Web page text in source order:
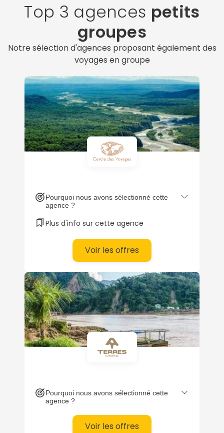
Top 3 agences petits
groupes
Notre sélection d'agences proposant également des
voyages en groupe
Pourquoi nous avons sélectionné cette
agence ?
Plus d'info sur cette agence
Voir les offres
Pourquoi nous avons sélectionné cette
agence ?
Voir les offres